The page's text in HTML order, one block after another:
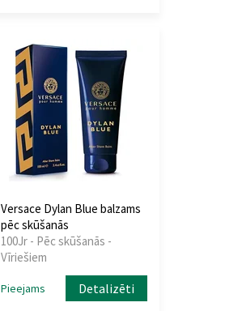
Versace Dylan Blue balzams
pēc skūšanās
100Jr - Pēc skūšanās -
Vīriešiem
Pieejams Detalizēti